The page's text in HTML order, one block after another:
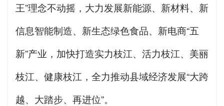
王”理念不动摇，大力发展新能源、新材料、新
信息智能制造、新生态绿色食品、新电商“五
新”产业，加快打造实力枝江、活力枝江、美丽
枝江、健康枝江，全力推动县域经济发展“大跨
越、大踏步、再进位”。